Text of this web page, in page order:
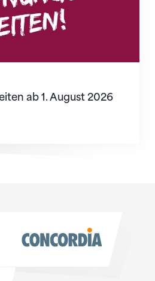
ab 1. August 2026